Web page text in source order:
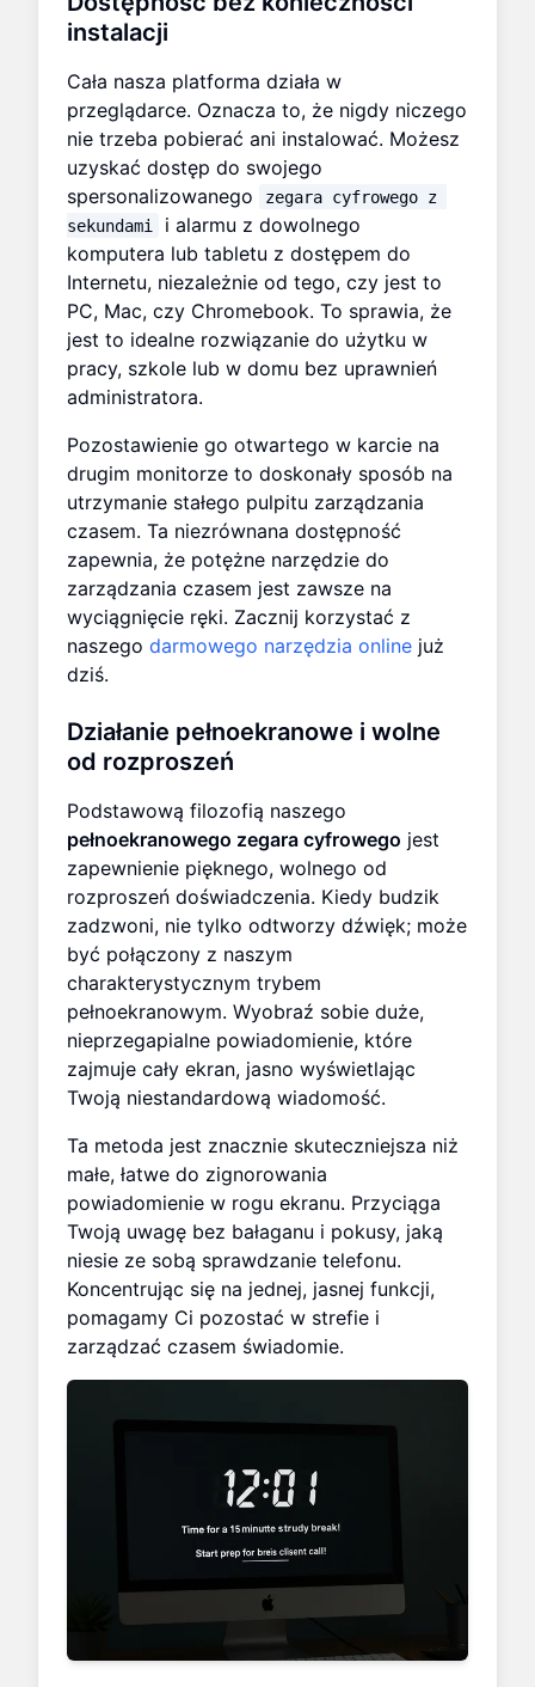
instalacji
Cała nasza platforma działa w
przeglądarce. Oznacza to, że nigdy niczego
nie trzeba pobierać ani instalować. Możesz
uzyskać dostęp do swojego
spersonalizowanego
zegara cyfrowego z
sekundami
i alarmu z dowolnego
komputera lub tabletu z dostępem do
Internetu, niezależnie od tego, czy jest to
PC, Mac, czy Chromebook. To sprawia, że
jest to idealne rozwiązanie do użytku w
pracy, szkole lub w domu bez uprawnień
administratora.
Pozostawienie go otwartego w karcie na
drugim monitorze to doskonały sposób na
utrzymanie stałego pulpitu zarządzania
czasem. Ta niezrównana dostępność
zapewnia, że potężne narzędzie do
zarządzania czasem jest zawsze na
wyciągnięcie ręki. Zacznij korzystać z
naszego darmowego narzędzia online już
dziś.
Działanie pełnoekranowe i wolne
od rozproszeń
Podstawową filozofią naszego
pełnoekranowego zegara cyfrowego jest
zapewnienie pięknego, wolnego od
rozproszeń doświadczenia. Kiedy budzik
zadzwoni, nie tylko odtworzy dźwięk; może
być połączony z naszym
charakterystycznym trybem
pełnoekranowym. Wyobraź sobie duże,
nieprzegapialne powiadomienie, które
zajmuje cały ekran, jasno wyświetlając
Twoją niestandardową wiadomość.
Ta metoda jest znacznie skuteczniejsza niż
małe, łatwe do zignorowania
powiadomienie w rogu ekranu. Przyciąga
Twoją uwagę bez bałaganu i pokusy, jaką
niesie ze sobą sprawdzanie telefonu.
Koncentrując się na jednej, jasnej funkcji,
pomagamy Ci pozostać w strefie i
zarządzać czasem świadomie.